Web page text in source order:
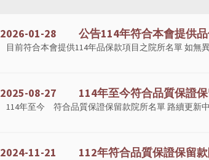
2026-01-28 公告114年符合本會提供品
目前符合本會提供114年品保款項目之院所名單 如
2025-08-27 114年至今符合品質保證保
114年至今 符合品質保證保留款院所名單 路續更新中
2024-11-21 112年符合品質保證保留款